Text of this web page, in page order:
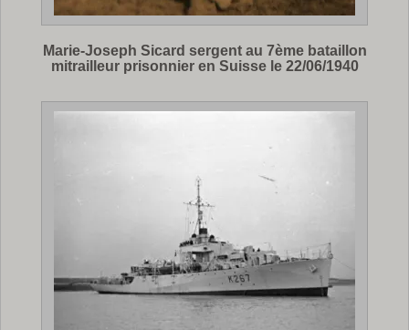
Marie-Joseph Sicard sergent au 7ème bataillon
mitrailleur prisonnier en Suisse le 22/06/1940